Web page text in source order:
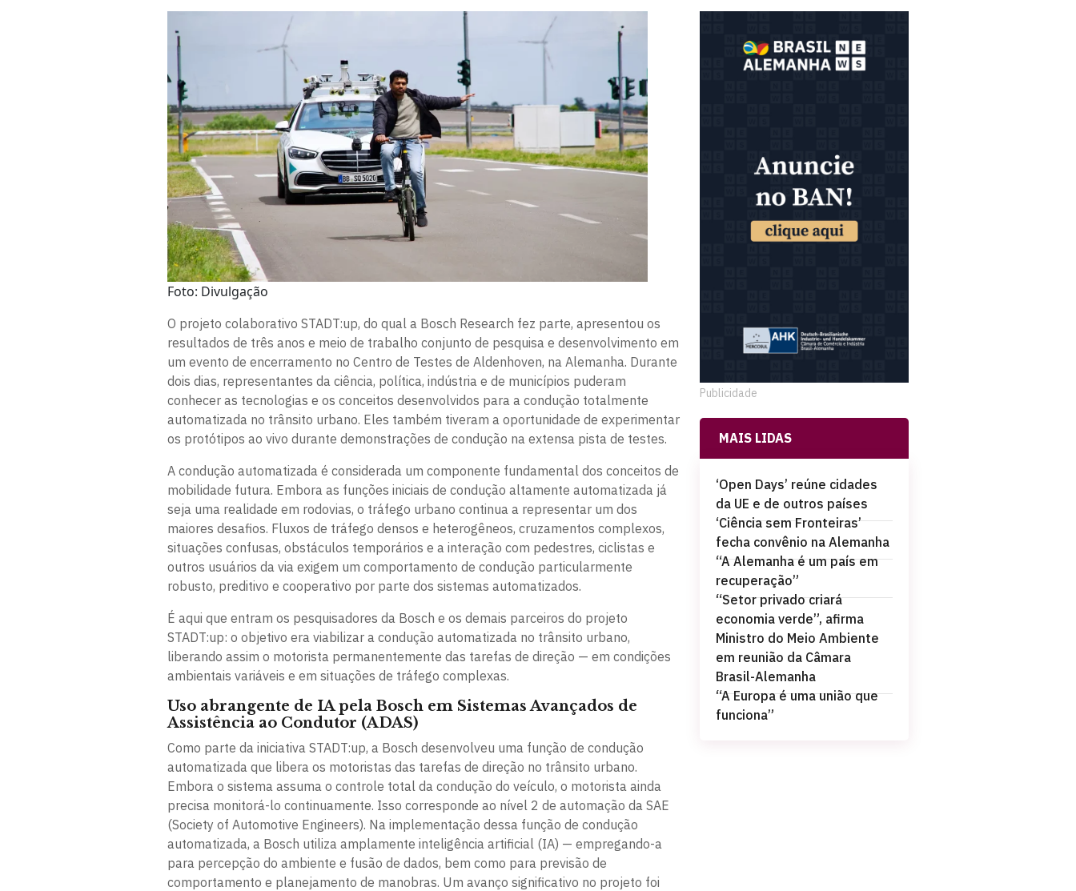
Foto: Divulgação
O projeto colaborativo STADT:up, do qual a Bosch Research fez parte, apresentou os
resultados de três anos e meio de trabalho conjunto de pesquisa e desenvolvimento em
um evento de encerramento no Centro de Testes de Aldenhoven, na Alemanha. Durante
dois dias, representantes da ciência, política, indústria e de municípios puderam
conhecer as tecnologias e os conceitos desenvolvidos para a condução totalmente
automatizada no trânsito urbano. Eles também tiveram a oportunidade de experimentar
os protótipos ao vivo durante demonstrações de condução na extensa pista de testes.
A condução automatizada é considerada um componente fundamental dos conceitos de
mobilidade futura. Embora as funções iniciais de condução altamente automatizada já
seja uma realidade em rodovias, o tráfego urbano continua a representar um dos
maiores desafios. Fluxos de tráfego densos e heterogêneos, cruzamentos complexos,
situações confusas, obstáculos temporários e a interação com pedestres, ciclistas e
outros usuários da via exigem um comportamento de condução particularmente
robusto, preditivo e cooperativo por parte dos sistemas automatizados.
É aqui que entram os pesquisadores da Bosch e os demais parceiros do projeto
STADT:up: o objetivo era viabilizar a condução automatizada no trânsito urbano,
liberando assim o motorista permanentemente das tarefas de direção — em condições
ambientais variáveis ​​e em situações de tráfego complexas.
Uso abrangente de IA pela Bosch em Sistemas Avançados de
Assistência ao Condutor (ADAS)
Como parte da iniciativa STADT:up, a Bosch desenvolveu uma função de condução
automatizada que libera os motoristas das tarefas de direção no trânsito urbano.
Embora o sistema assuma o controle total da condução do veículo, o motorista ainda
precisa monitorá-lo continuamente. Isso corresponde ao nível 2 de automação da SAE
(Society of Automotive Engineers). Na implementação dessa função de condução
automatizada, a Bosch utiliza amplamente inteligência artificial (IA) — empregando-a
para percepção do ambiente e fusão de dados, bem como para previsão de
comportamento e planejamento de manobras. Um avanço significativo no projeto foi
Publicidade
MAIS LIDAS
‘Open Days’ reúne cidades
da UE e de outros países
‘Ciência sem Fronteiras’
fecha convênio na Alemanha
“A Alemanha é um país em
recuperação”
“Setor privado criará
economia verde”, afirma
Ministro do Meio Ambiente
em reunião da Câmara
Brasil-Alemanha
“A Europa é uma união que
funciona”